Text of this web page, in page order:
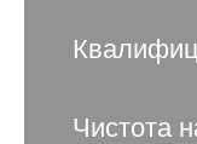
Чистота